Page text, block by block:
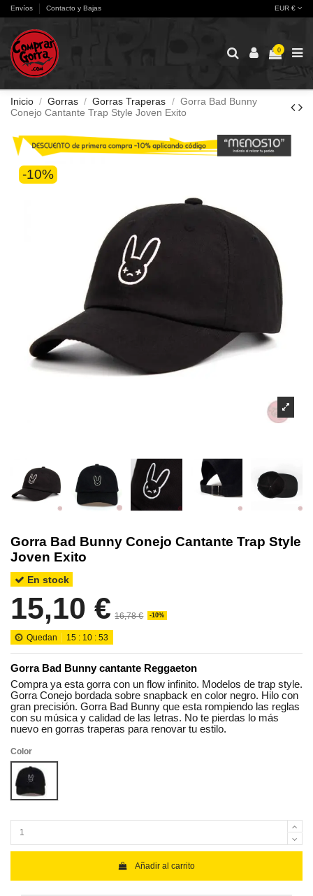
Envíos Contacto y Bajas EUR €
0
Inicio Gorras Gorras Traperas
Gorra Bad Bunny
Conejo Cantante Trap Style Joven Exito
-10%
Gorra Bad Bunny Conejo Cantante Trap Style
Joven Exito
En stock
15,10 € 16,78 € -10%
Quedan 15 : 10 :53
Gorra Bad Bunny cantante Reggaeton
Compra ya esta gorra con un flow infinito. Modelos de trap style.
Gorra Conejo bordada sobre snapback en color negro. Hilo con
gran precisión. Gorra Bad Bunny que esta rompiendo las reglas
con su música y calidad de las letras. No te pierdas lo más
nuevo en gorras traperas para renovar tu estilo.
Color
Black
Añadir al carrito